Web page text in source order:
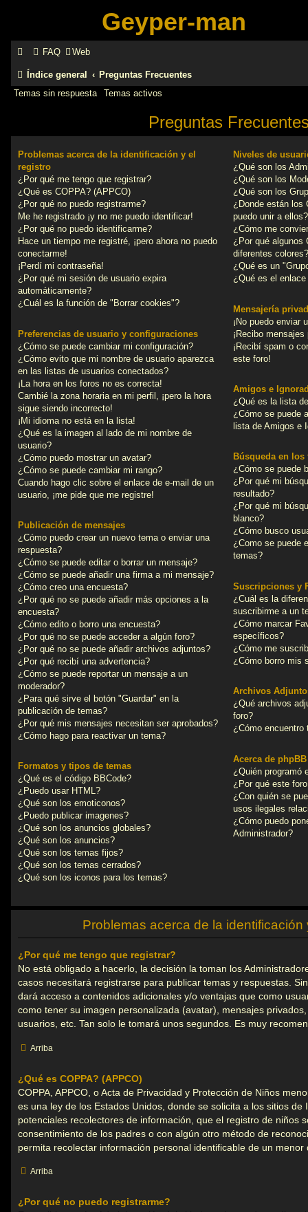
Geyper-man
FAQ Web
Índice general
Preguntas Frecuentes
Temas sin respuesta
Temas activos
Preguntas
Problemas acerca de la identificación y el
registro
¿Por qué me tengo que registrar?
¿Qué es COPPA? (APPCO)
¿Por qué no puedo registrarme?
Me he registrado ¡y no me puedo identificar!
¿Por qué no puedo identificarme?
Hace un tiempo me registré, ¡pero ahora no puedo
conectarme!
¡Perdí mi contraseña!
¿Por qué mi sesión de usuario expira
automáticamente?
¿Cuál es la función de "Borrar cookies"?
Preferencias de usuario y configuraciones
¿Cómo se puede cambiar mi configuración?
¿Cómo evito que mi nombre de usuario aparezca
en las listas de usuarios conectados?
¡La hora en los foros no es correcta!
Cambié la zona horaria en mi perfil, ¡pero la hora
sigue siendo incorrecto!
¡Mi idioma no está en la lista!
¿Qué es la imagen al lado de mi nombre de
usuario?
¿Cómo puedo mostrar un avatar?
¿Cómo se puede cambiar mi rango?
Cuando hago clic sobre el enlace de e-mail de un
usuario, ¡me pide que me registre!
Publicación de mensajes
¿Cómo puedo crear un nuevo tema o enviar una
respuesta?
¿Cómo se puede editar o borrar un mensaje?
¿Cómo se puede añadir una firma a mi mensaje?
¿Cómo creo una encuesta?
¿Por qué no se puede añadir más opciones a la
encuesta?
¿Cómo edito o borro una encuesta?
¿Por qué no se puede acceder a algún foro?
¿Por qué no se puede añadir archivos adjuntos?
¿Por qué recibí una advertencia?
¿Cómo se puede reportar un mensaje a un
moderador?
¿Para qué sirve el botón "Guardar" en la
publicación de temas?
¿Por qué mis mensajes necesitan ser aprobados?
¿Cómo hago para reactivar un tema?
Formatos y tipos de temas
¿Qué es el código BBCode?
¿Puedo usar HTML?
¿Qué son los emoticonos?
¿Puedo publicar imagenes?
¿Qué son los anuncios globales?
¿Qué son los anuncios?
¿Qué son los temas fijos?
¿Qué son los temas cerrados?
¿Qué son los iconos para los temas?
Niveles de
¿Qué son los
¿Qué son los
¿Qué son los
¿Donde están los
puedo unir a ellos?
¿Cómo me
¿Por qué algunos
diferentes colores?
¿Qué es un
¿Qué es el
Mensajería
¡No puedo enviar
¡Recibo
¡Recibí spam o
este foro!
Amigos e
¿Qué es la lista
¿Cómo se puede
lista de Amigos e
Búsqueda en los
¿Cómo se puede
¿Por qué mi
resultado?
¿Por qué mi
blanco?
¿Cómo busco
¿Como se puede
temas?
Suscripciones y
¿Cuál es la
suscribirme a un
¿Cómo marcar
específicos?
¿Cómo me
¿Cómo borro mis
Archivos
¿Qué archivos
foro?
¿Cómo encuentro
Acerca de phpBB
¿Quién programó
¿Por qué este
¿Con quién se
usos ilegales
¿Cómo puedo
Administrador?
Problemas acerca de la identificación
¿Por qué me tengo que registrar?
No está obligado a hacerlo, la decisión la toman los
casos necesitará registrarse para publicar temas y respuestas.
dará acceso a contenidos adicionales y/o ventajas que como
como tener su imagen personalizada (avatar), mensajes
usuarios, etc. Tan solo le tomará unos segundos. Es muy
Arriba
¿Qué es COPPA? (APPCO)
COPPA, APPCO, o Acta de Privacidad y Protección de Niños
es una ley de los Estados Unidos, donde se solicita a los sitios de
potenciales recolectores de información, que el registro de niños
consentimiento de los padres o con algún otro método de
permita recolectar información personal identificable de un menor
Arriba
¿Por qué no puedo registrarme?